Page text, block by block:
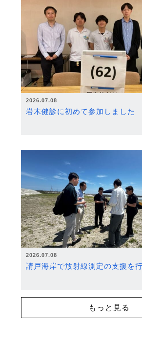
2026.07.08
岩木健診に初めて参加しました
2026.07.08
請戸海岸で放射線測定の支援を行
もっと見る